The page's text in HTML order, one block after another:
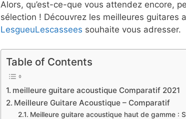
Alors, qu’est-ce-que vous attendez encore,
sélection ! Découvrez les meilleures guitares
LesgueuLescassees souhaite vous adresser.
Table of Contents
meilleure guitare acoustique Comparatif 2021
Meilleure Guitare Acoustique – Comparatif
Meilleure guitare acoustique haut de gamme :